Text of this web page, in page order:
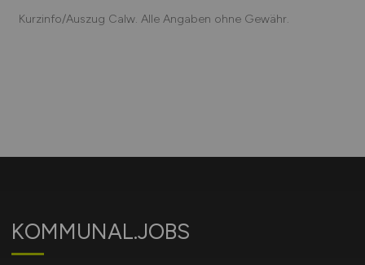
Kurzinfo/Auszug Calw. Alle Angaben ohne Gewähr.
KOMMUNAL.JOBS